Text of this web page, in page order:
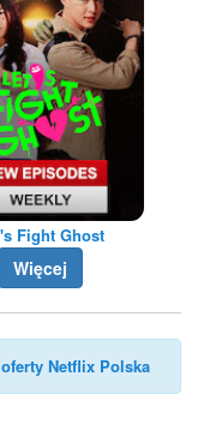
Fight Ghost
Więcej
Netflix Polska